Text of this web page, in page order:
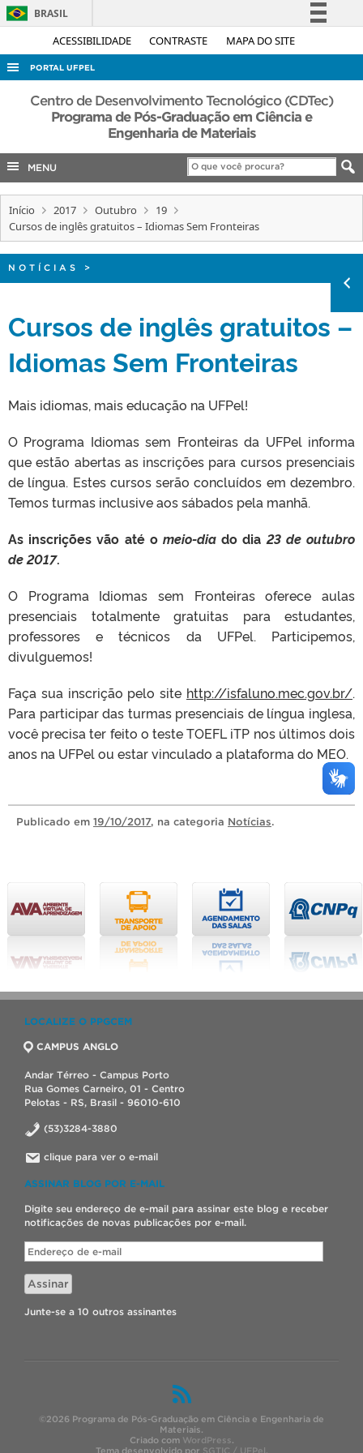
ACESSIBILIDADE CONTRASTE MAPA DO SITE
BRASIL
Simplifique!
Acesso à informação
Legislação
Canais
PORTAL UFPEL
ACESSO À INFORMAÇÃO
AUDITORIA
EDITAIS
INTERNACIONAL
Centro de Desenvolvimento Tecnológico (CDTec)
Programa de Pós-Graduação em Ciência e
Engenharia de Materiais
MENU
Início 2017 Outubro
19
Cursos de inglês gratuitos – Idiomas Sem Fronteiras
NOTÍCIAS >
Cursos de inglês gratuitos –
Idiomas Sem Fronteiras
Mais idiomas, mais educação na UFPel!
O Programa Idiomas sem Fronteiras da UFPel informa
que estão abertas as inscrições para cursos presenciais
de língua. Estes cursos serão concluídos em dezembro.
Temos turmas inclusive aos sábados pela manhã.
As inscrições vão até omeio-dia do dia 23 de outubro
de 2017.
O Programa Idiomas sem Fronteiras oferece aulas
presenciais totalmente gratuitas para estudantes,
professores e técnicos da UFPel. Participemos,
divulguemos!
Faça sua inscrição pelo site http://isfaluno.mec.gov.br/.
Para participar das turmas presenciais de língua inglesa,
você precisa ter feito o teste TOEFL iTP nos últimos dois
anos na UFPel ou estar vinculado a plataforma do MEO.
Publicado em 19/10/2017, na categoria Notícias.
LOCALIZE O PPGCEM
CAMPUS ANGLO
Andar Térreo - Campus Porto
Rua Gomes Carneiro, 01 - Centro
Pelotas - RS, Brasil - 96010-610
(53)3284-3880
clique para ver o e-mail
ASSINAR BLOG POR E-MAIL
Digite seu endereço de e-mail para assinar este blog e receber
notificações de novas publicações por e-mail.
Endereço
de
e-
mail
Assinar
Junte-se a 10 outros assinantes
©2026 Programa de Pós-Graduação em Ciência e Engenharia de
Materiais.
Criado com WordPress.
Tema desenvolvido por SGTIC / UFPel.